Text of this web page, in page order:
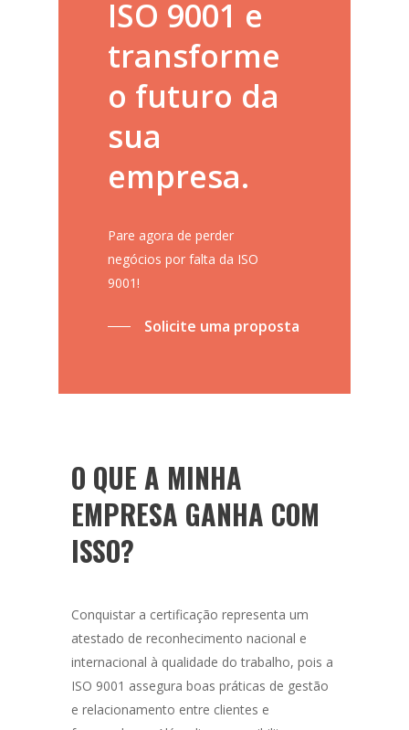
ISO 9001 e
transforme
o futuro da
sua
empresa.
Pare agora de perder
negócios por falta da ISO
9001!
Solicite uma proposta
O QUE A MINHA
EMPRESA GANHA COM
ISSO?
Conquistar a certificação representa um
atestado de reconhecimento nacional e
internacional à qualidade do trabalho, pois a
ISO 9001 assegura boas práticas de gestão
e relacionamento entre clientes e